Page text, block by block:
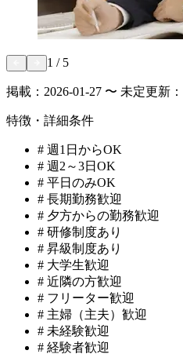
1 / 5
掲載： 2026-01-27 〜 未定更新：
特徴・詳細条件
# 週1日からOK
# 週2～3日OK
# 平日のみOK
# 長期勤務歓迎
# 夕方からの勤務歓迎
# 研修制度あり
# 昇級制度あり
# 大学生歓迎
# 近隣の方歓迎
# フリーター歓迎
# 主婦（主夫）歓迎
# 未経験歓迎
# 経験者歓迎